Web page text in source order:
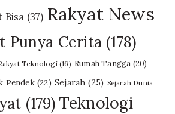
Bisa (37) Rakyat News
Punya Cerita (178)
Teknologi(16) Rumah Tangga (20)
Pendek(22) Sejarah (25) Sejarah Dunia
(179) Teknologi